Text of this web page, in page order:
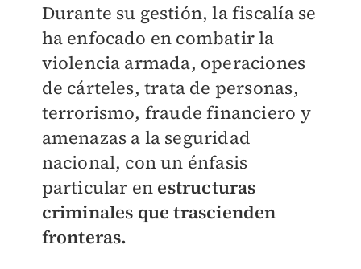
Durante su gestión, la fiscalía se
ha enfocado en combatir la
violencia armada, operaciones
de cárteles, trata de personas,
terrorismo, fraude financiero y
amenazas a la seguridad
nacional, con un énfasis
particular en estructuras
criminales que trascienden
fronteras.